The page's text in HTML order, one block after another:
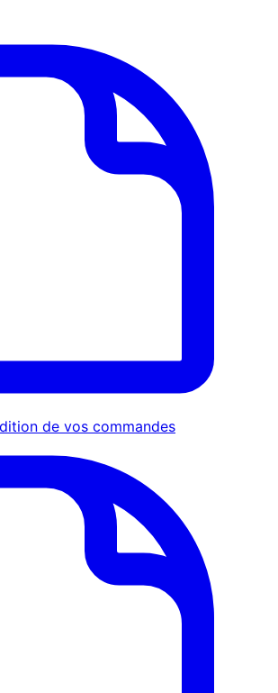
de vos commandes